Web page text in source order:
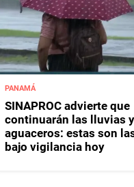
PANAMÁ
SINAPROC advierte que
continuarán las lluvias y
aguaceros: estas son
bajo vigilancia hoy